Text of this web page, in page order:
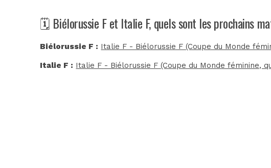
🗓️ Biélorussie F et Italie F, quels sont les prochains
Biélorussie F : Italie F - Biélorussie F (Coupe du Monde
Italie F : Italie F - Biélorussie F (Coupe du Monde féminine,